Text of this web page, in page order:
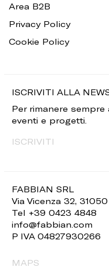
FABBIAN SRL
Via Vicenza 32,
Tel +39 0423 4848
info@fabbian.com
P IVA 04827930266
MAPS
Area B2B
Privacy Policy
Cookie Policy
ISCRIVITI ALLA
Per rimanere
eventi e progetti.
ISCRIVITI